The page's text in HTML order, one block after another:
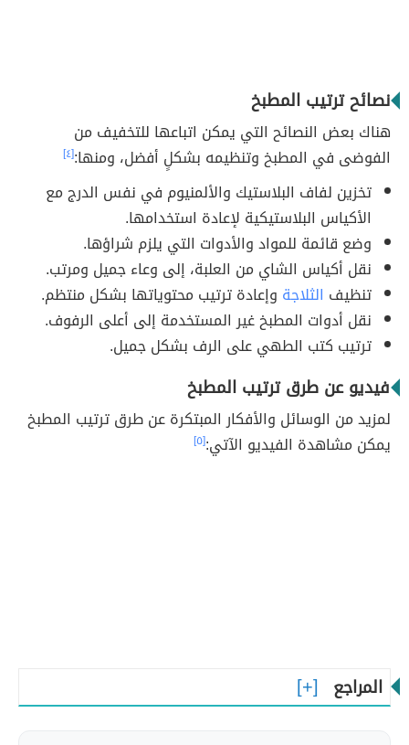
نصائح ترتيب المطبخ
هناك بعض النصائح التي يمكن اتباعها للتخفيف من
الفوضى في المطبخ وتنظيمه بشكلٍ أفضل، ومنها:[٤]
تخزين لفاف البلاستيك والألمنيوم في نفس الدرج مع
الأكياس البلاستيكية لإعادة استخدامها.
وضع قائمة للمواد والأدوات التي يلزم شراؤها.
نقل أكياس الشاي من العلبة، إلى وعاء جميل ومرتب.
تنظيف الثلاجة وإعادة ترتيب محتوياتها بشكل منتظم.
نقل أدوات المطبخ غير المستخدمة إلى أعلى الرفوف.
ترتيب كتب الطهي على الرف بشكل جميل.
فيديو عن طرق ترتيب المطبخ
لمزيد من الوسائل والأفكار المبتكرة عن طرق ترتيب المطبخ
يمكن مشاهدة الفيديو الآتي:[٥]
المراجع